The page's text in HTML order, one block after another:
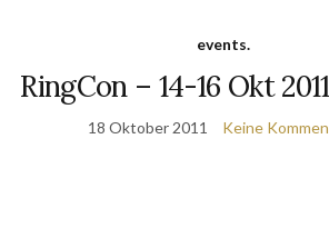
events.
RingCon – 14-16 Okt
18 Oktober 2011 Keine